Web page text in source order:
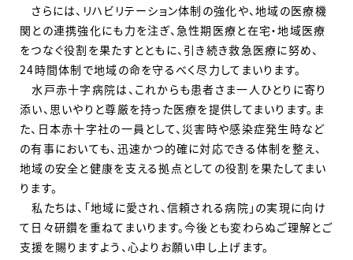
さらには、リハビリテーション体制の強化や、地域の医療機
関との連携強化にも力を注ぎ、急性期医療と在宅・地域医療
をつなぐ役割を果たすとともに、引き続き救急医療に努め、
24時間体制で地域の命を守るべく尽力してまいります。
水戸赤十字病院は、これからも患者さま一人ひとりに寄り
添い、思いやりと尊厳を持った医療を提供してまいります。ま
た、日本赤十字社の一員として、災害時や感染症発生時など
の有事においても、迅速かつ的確に対応できる体制を整え、
地域の安全と健康を支える拠点としての役割を果たしてまい
ります。
私たちは、「地域に愛され、信頼される病院」の実現に向け
て日々研鑽を重ねてまいります。今後とも変わらぬご理解とご
支援を賜りますよう、心よりお願い申し上げます。